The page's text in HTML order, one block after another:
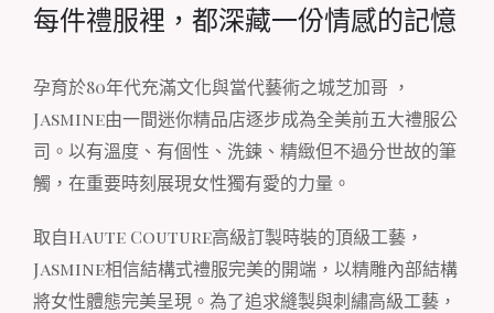
每件禮服裡，都深藏一份情感的記憶
孕育於80年代充滿文化與當代藝術之城芝加哥 ，
Jasmine由一間迷你精品店逐步成為全美前五大禮服公
司。以有溫度、有個性、洗鍊、精緻但不過分世故的筆
觸，在重要時刻展現女性獨有愛的力量。
取自Haute Couture高級訂製時裝的頂級工藝，
Jasmine相信結構式禮服完美的開端，以精雕內部結構
將女性體態完美呈現。為了追求縫製與刺繡高級工藝，